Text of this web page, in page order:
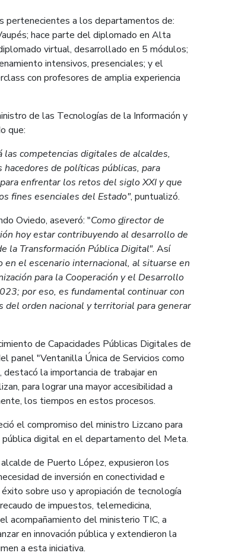
pertenecientes a los departamentos de:
hace parte del diplomado en Alta
virtual, desarrollado en 5 módulos;
intensivos, presenciales; y el
con profesores de amplia experiencia
de las Tecnologías de la Información y
que:
competencias digitales de alcaldes,
de políticas públicas, para
enfrentar los retos del siglo XXI y que
fines esenciales del Estado", puntualizó.
Oviedo, aseveró: "Comodirector de
hoy estar contribuyendo al desarrollo de
la Transformación Pública Digital". Así
en el escenario internacional, al situarse en
para la Cooperación y el Desarrollo
por eso, es fundamental continuar con
del orden nacional y territorial para generar
de Capacidades Públicas Digitales de
panel "Ventanilla Única de Servicios como
la importancia de trabajar en
para lograr una mayor accesibilidad a
los tiempos en estos procesos.
el compromiso del ministro Lizcano para
digital en el departamento del Meta.
de Puerto López, expusieron los
de inversión en conectividad e
sobre uso y apropiación de tecnología
de impuestos, telemedicina,
acompañamiento del ministerio TIC, a
en innovación pública y extendieron la
a esta iniciativa.